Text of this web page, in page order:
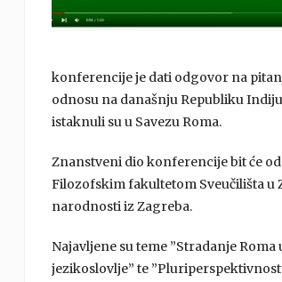
konferencije je dati odgovor na
odnosu na današnju Republiku
istaknuli su u Savezu Roma.
Znanstveni dio konferencije bit će
Filozofskim fakultetom Sveučilišta u
narodnosti iz Zagreba.
Najavljene su teme ”Stradanje
jezikoslovlje” te